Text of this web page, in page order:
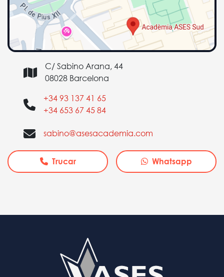
C/ Sabino Arana, 44
08028 Barcelona
+34 93 137 41 65
+34 653 67 45 84
sabino@asesacademia.com
Trucar Whatsapp